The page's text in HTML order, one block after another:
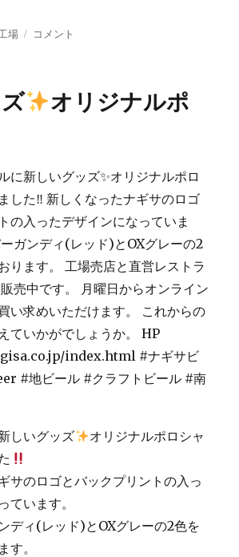
場
今
浜
も
に
コメント
オリジナルポ
しいグッズ
オリジナルポロシャ
サのロゴとバックプリントの入っ
ています。
ディ(レッド)とOXグレーの2色を
す。